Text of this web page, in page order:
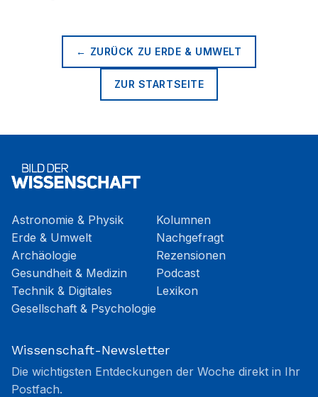
← ZURÜCK ZU ERDE & UMWELT
ZUR STARTSEITE
Astronomie & Physik
Erde & Umwelt
Archäologie
Gesundheit & Medizin
Technik & Digitales
Gesellschaft & Psychologie
Kolumnen
Nachgefragt
Rezensionen
Podcast
Lexikon
Wissenschaft-Newsletter
Die wichtigsten Entdeckungen der Woche direkt in Ihr
Postfach.